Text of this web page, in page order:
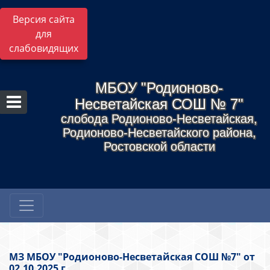
Версия сайта
для
слабовидящих
МБОУ "Родионово-
Несветайская СОШ № 7"
слобода Родионово-Несветайская,
Родионово-Несветайского района,
Ростовской области
МЗ МБОУ "Родионово-Несветайская СОШ №7" от